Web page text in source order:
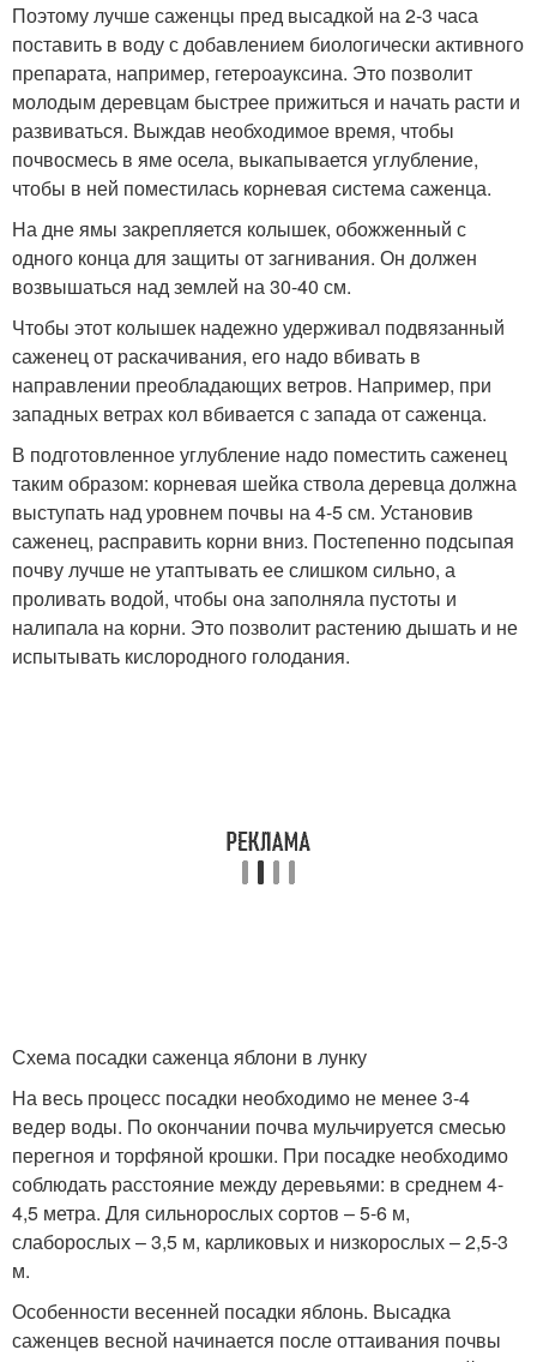
Поэтому лучше саженцы пред высадкой на 2-3 часа
поставить в воду с добавлением биологически активного
препарата, например, гетероауксина. Это позволит
молодым деревцам быстрее прижиться и начать расти и
развиваться. Выждав необходимое время, чтобы
почвосмесь в яме осела, выкапывается углубление,
чтобы в ней поместилась корневая система саженца.
На дне ямы закрепляется колышек, обожженный с
одного конца для защиты от загнивания. Он должен
возвышаться над землей на 30-40 см.
Чтобы этот колышек надежно удерживал подвязанный
саженец от раскачивания, его надо вбивать в
направлении преобладающих ветров. Например, при
западных ветрах кол вбивается с запада от саженца.
В подготовленное углубление надо поместить саженец
таким образом: корневая шейка ствола деревца должна
выступать над уровнем почвы на 4-5 см. Установив
саженец, расправить корни вниз. Постепенно подсыпая
почву лучше не утаптывать ее слишком сильно, а
проливать водой, чтобы она заполняла пустоты и
налипала на корни. Это позволит растению дышать и не
испытывать кислородного голодания.
Схема посадки саженца яблони в лунку
На весь процесс посадки необходимо не менее 3-4
ведер воды. По окончании почва мульчируется смесью
перегноя и торфяной крошки. При посадке необходимо
соблюдать расстояние между деревьями: в среднем 4-
4,5 метра. Для сильнорослых сортов – 5-6 м,
слаборослых – 3,5 м, карликовых и низкорослых – 2,5-3
м.
Особенности весенней посадки яблонь. Высадка
саженцев весной начинается после оттаивания почвы